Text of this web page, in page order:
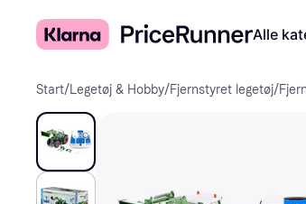
Alle
Start/Legetøj & Hobby/Fjernstyret legetøj/